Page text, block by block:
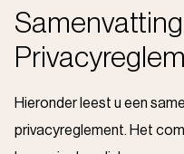
Hieronder leest u een
privacyreglement. Het